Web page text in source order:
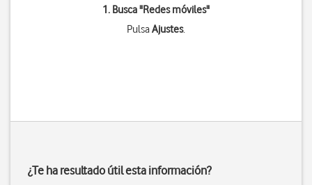
1. Busca "Redes móviles"
PulsaAjustes.
¿Te ha resultado útil esta información?